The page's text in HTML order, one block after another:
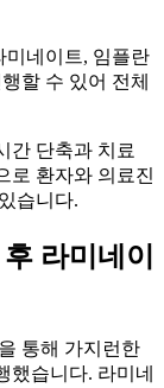
미네이트, 임플란
할 수 있어 전체
간 단축과 치료
로 환자와 의료진
습니다.
라미네이
을 통해 가지런한
했습니다. 라미네